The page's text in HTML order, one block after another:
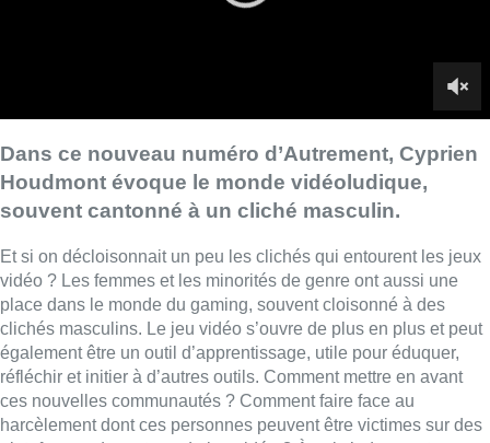
place dans le monde du gaming, souvent cloisonné à des
également être un outil d’apprentissage, utile pour éduquer,
réfléchir et initier à d’autres outils. Comment mettre en avant
plateformes de partage de jeu vidéo ? À qui s’adressent
aujourd’hui les jeux vidéo ?
Cyprien Houdmont en parle cette semaine avec quatre
expert·es :
Ambre Willeme, sociologue en genre et en jeux vidéo et
streameuse
Chloé Boels , cofondatrice de Stream’Her, une plateforme
pour représenter les femmes dans le monde du jeu vidéo
Ekin Bal, coordinateur du pôle médiation culturelle et
numérique pour Arts&publics
Julien Annart, détaché pédagogique chez For’J,